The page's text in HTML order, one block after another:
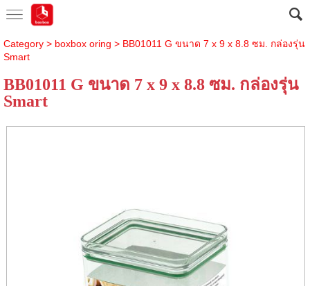
Category> boxbox oring > BB01011 G ขนาด 7 x 9 x 8.8 ซม. กล่องรุ่น
Smart
BB01011 G ขนาด 7 x 9 x 8.8 ซม. กล่องรุ่น
Smart